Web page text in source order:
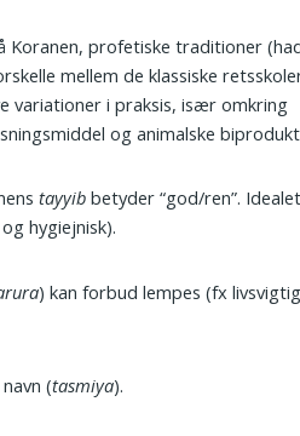
Koranen, profetiske traditioner
mellem de klassiske
variationer i praksis, især omkring
og animalske
tayyib betyder “god/ren”.
hygiejnisk).
) kan forbud lempes (fx livsvigtig
(tasmiya).